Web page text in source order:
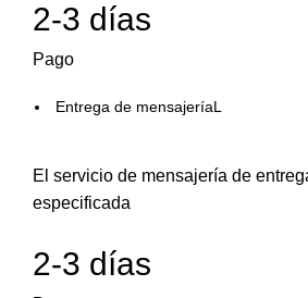
2-3 días
Pago
Entrega de mensajeríaL
El servicio de mensajería de
especificada
2-3 días